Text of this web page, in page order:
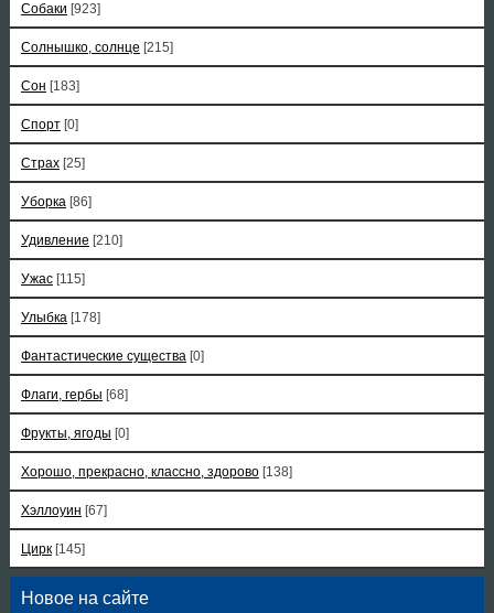
Собаки [923]
Солнышко, солнце [215]
Сон [183]
Спорт [0]
Страх [25]
Уборка [86]
Удивление [210]
Ужас [115]
Улыбка [178]
Фантастические существа [0]
Флаги, гербы [68]
Фрукты, ягоды [0]
Хорошо, прекрасно, классно, здорово [138]
Хэллоуин [67]
Цирк [145]
Новое на сайте